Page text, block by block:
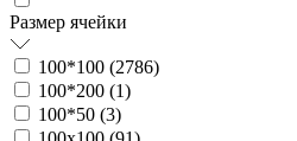
Размер ячейки
100*100 (2786)
100*200 (1)
100*50 (3)